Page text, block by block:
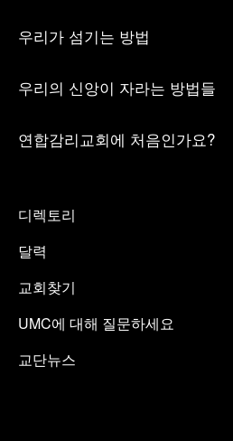
우리가 섬기는 방법
우리의 신앙이 자라는 방법들
연합감리교회에 처음인가요?
디렉토리
달력
교회찾기
UMC에 대해 질문하세요
교단뉴스